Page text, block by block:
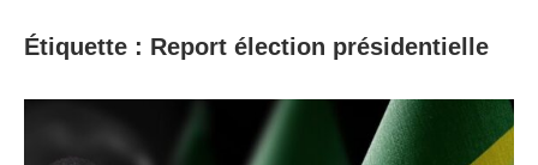
Étiquette : Report élection présidentielle